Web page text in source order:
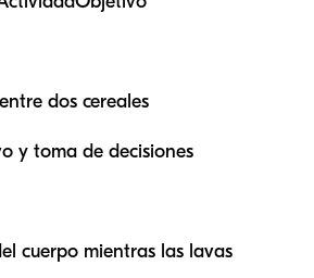
dos cereales
y toma de decisiones
cuerpo mientras las lavas